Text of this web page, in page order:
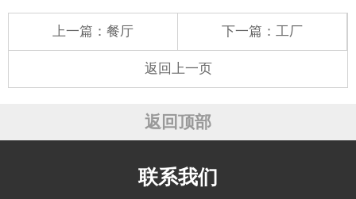
上一篇： 餐厅 下一篇： 工厂
返回上一页
返回顶部
联系我们